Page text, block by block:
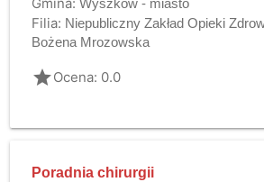
Wyszków - miasto
Filia: Niepubliczny Zakład Opieki
Bożena Mrozowska
gradeOcena: 0.0
Poradnia chirurgii